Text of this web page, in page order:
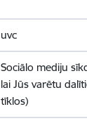
uvc
Sociālo mediju
lai Jūs varētu
tīklos)